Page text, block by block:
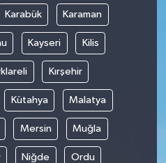
Karabük Karaman
Kayseri Kilis
Kırşehir
Kütahya Malatya
Mersin Muğla
Niğde Ordu